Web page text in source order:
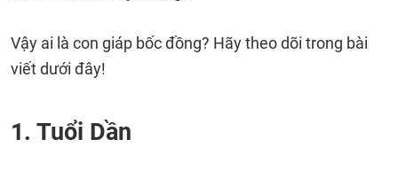
Vậy ai là con giáp bốc đồng? Hãy theo dõi trong bài
viết dưới đây!
1. Tuổi Dần